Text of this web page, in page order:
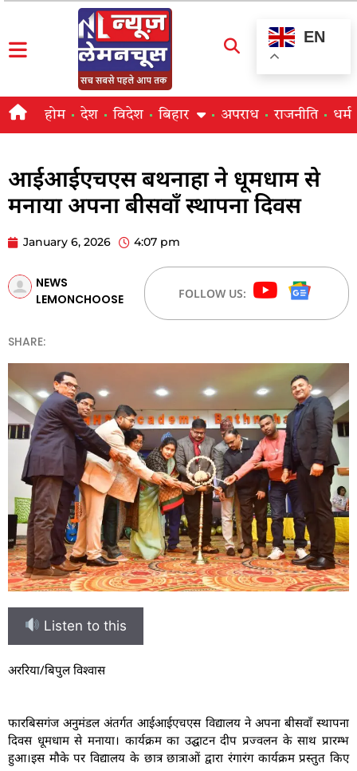
EN
होम देश विदेश बिहार अपराध राजनीति धर्म
आईआईएचएस बथनाहा ने धूमधाम से
मनाया अपना बीसवाँ स्थापना दिवस
January 6, 2026 4:07 pm
NEWS
LEMONCHOOSE
FOLLOW US:
SHARE:
Listen to this
अररिया/बिपुल विश्वास
फारबिसगंज अनुमंडल अंतर्गत आईआईएचएस विद्यालय ने अपना बीसवाँ स्थापना
दिवस धूमधाम से मनाया। कार्यक्रम का उद्घाटन दीप प्रज्वलन के साथ प्रारम्भ
हुआ।इस मौके पर विद्यालय के छात्र छात्राओं द्वारा रंगारंग कार्यक्रम प्रस्तुत किए